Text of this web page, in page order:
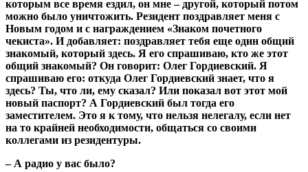
которым все время ездил, он мне – другой, который потом
можно было уничтожить. Резидент поздравляет меня с
Новым годом и с награждением «Знаком почетного
чекиста». И добавляет: поздравляет тебя еще один общий
знакомый, который здесь. Я его спрашиваю, кто же этот
общий знакомый? Он говорит: Олег Гордиевский. Я
спрашиваю его: откуда Олег Гордиевский знает, что я
здесь? Ты, что ли, ему сказал? Или показал вот этот мой
новый паспорт? А Гордиевский был тогда его
заместителем. Это я к тому, что нельзя нелегалу, если нет
на то крайней необходимости, общаться со своими
коллегами из резидентуры.
– А радио у вас было?